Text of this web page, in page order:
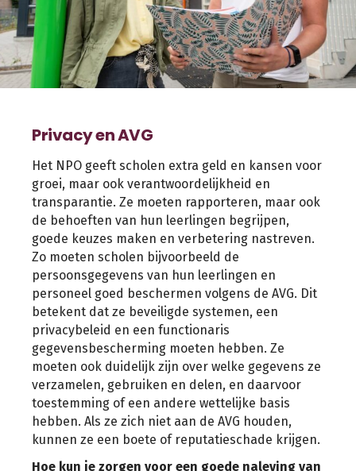
Privacy en AVG
Het NPO geeft scholen extra geld en kansen voor
groei, maar ook verantwoordelijkheid en
transparantie. Ze moeten rapporteren, maar ook
de behoeften van hun leerlingen begrijpen,
goede keuzes maken en verbetering nastreven.
Zo moeten scholen bijvoorbeeld de
persoonsgegevens van hun leerlingen en
personeel goed beschermen volgens de AVG. Dit
betekent dat ze beveiligde systemen, een
privacybeleid en een functionaris
gegevensbescherming moeten hebben. Ze
moeten ook duidelijk zijn over welke gegevens ze
verzamelen, gebruiken en delen, en daarvoor
toestemming of een andere wettelijke basis
hebben. Als ze zich niet aan de AVG houden,
kunnen ze een boete of reputatieschade krijgen.
Hoe kun je zorgen voor een goede naleving van